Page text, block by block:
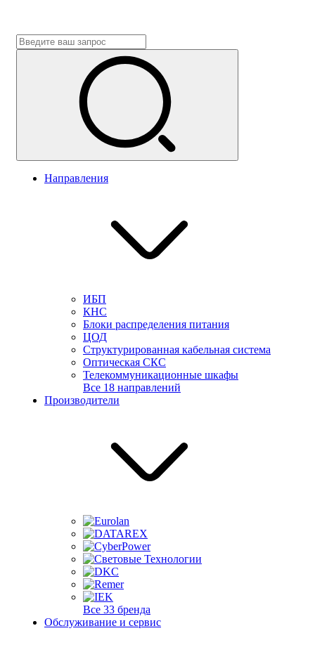
Направления
ИБП
КНС
Блоки распределения питания
ЦОД
Структурированная кабельная система
Оптическая СКС
Телекоммуникационные шкафы
Все 18 направлений
Производители
Все 33 бренда
Обслуживание и сервис